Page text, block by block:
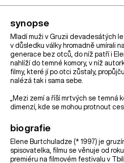
synopse
Mladí muži v Gruzii devadesátých
v důsledku války hromadně umírali
generace bez otců, do níž patří i
nahlíží do temné komory, v níž
filmy, které jí po otci zůstaly,
nalézá tak i sama sebe.
„Mezi zemí a říší mrtvých se temná
dimenzí, kde se mohou protnout
biografie
Elene Burtchuladze (* 1997) je
spisovatelka, filmu se věnuje od roku
premiéru na filmovém festivalu v